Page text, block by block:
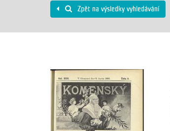
Zpět na výsledky vyhledávání